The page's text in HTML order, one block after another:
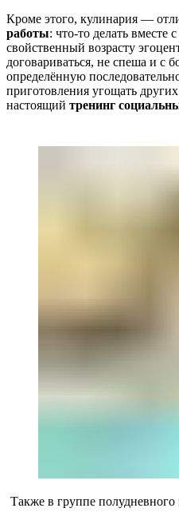
Кроме этого, кулинария —
работы: что-то делать вместе
свойственный возрасту
договариваться, не спеша и
определённую
приготовления угощать
настоящий тренинг
Также в группе